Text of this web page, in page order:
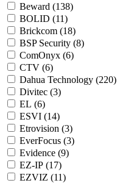
Beward (138)
BOLID (11)
Brickcom (18)
BSP Security (8)
ComOnyx (6)
CTV (6)
Dahua Technology (220)
Divitec (3)
EL (6)
ESVI (14)
Etrovision (3)
EverFocus (3)
Evidence (9)
EZ-IP (17)
EZVIZ (11)